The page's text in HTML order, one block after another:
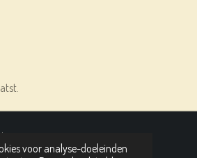
voor analyse-doeleinden